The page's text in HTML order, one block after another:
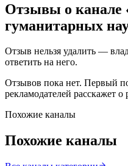
Отзывы о канале
гуманитарных
Отзыв нельзя удалить —
ответить на него.
Отзывов пока нет. Первый
рекламодателей расскажет о
Похожие каналы
Похожие каналы